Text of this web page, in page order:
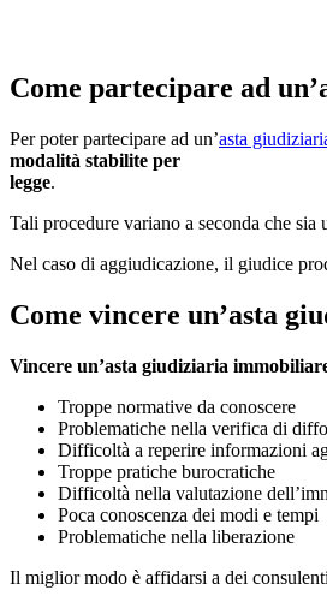
Come partecipare ad
Per poter partecipare ad un’asta
modalità stabilite per
legge.
Tali procedure variano a seconda che sia
Nel caso di aggiudicazione, il giudice
Come vincere un’asta
Vincere un’asta giudiziaria
Troppe normative da conoscere
Problematiche nella verifica di
Difficoltà a reperire informazioni
Troppe pratiche burocratiche
Difficoltà nella valutazione
Poca conoscenza dei modi e tempi
Problematiche nella liberazione
Il miglior modo è affidarsi a dei